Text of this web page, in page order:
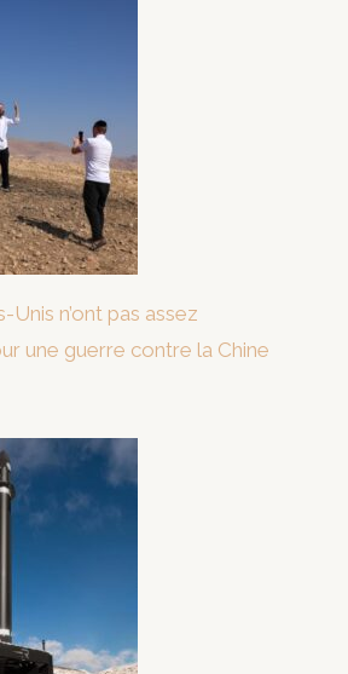
n’ont pas assez
une guerre contre la Chine